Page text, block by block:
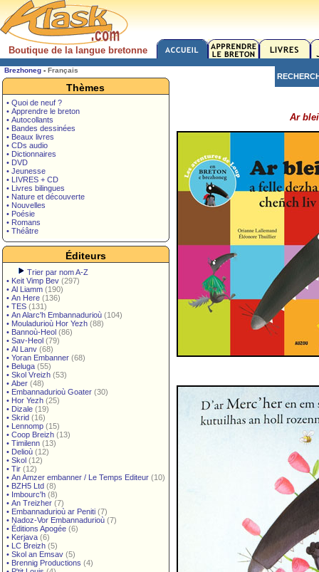
Boutique de la langue bretonne
Brezhoneg - Français
Thèmes
• Quoi de neuf ?
• Apprendre le breton
• Autocollants
• Bandes dessinées
• Beaux livres
• CDs audio
• Dictionnaires
• DVD
• Jeunesse
• LIVRES + CD
• Livres bilingues
• Nature et découverte
• Nouvelles
• Poésie
• Romans
• Théâtre
Éditeurs
Trier par nom A-Z
• Keit Vimp Bev (297)
• Al Liamm (190)
• An Here (136)
• TES (131)
• An Alarc'h Embannadurioù (104)
• Mouladurioù Hor Yezh (88)
• Bannoù-Heol (86)
• Sav-Heol (79)
• Al Lanv (68)
• Yoran Embanner (68)
• Beluga (55)
• Skol Vreizh (53)
• Aber (48)
• Embannadurioù Goater (30)
• Hor Yezh (25)
• Dizale (19)
• Skrid (16)
• Lennomp (15)
• Coop Breizh (13)
• Timilenn (13)
• Delioù (12)
• Skol (12)
• Tir (12)
• An Amzer embanner / Le Temps Editeur (10)
• BZH5 Ltd (8)
• Imbourc'h (8)
• An Treizher (7)
• Embannadurioù ar Peniti (7)
• Nadoz-Vor Embannadurioù (7)
• Éditions Apogée (6)
• Kerjava (6)
• LC Breizh (5)
• Skol an Emsav (5)
• Brennig Productions (4)
Ar